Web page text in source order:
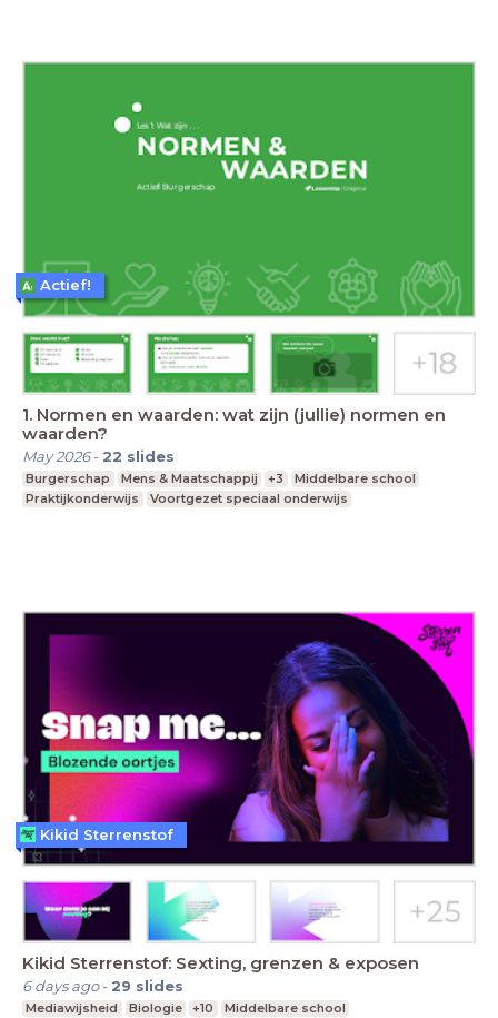
1. Normen en waarden: wat zijn (jullie) normen en
waarden?
May 2026- 22 slides
Burgerschap Mens & Maatschappij +3
Middelbare school
Praktijkonderwijs
Voortgezet speciaal onderwijs
Actief!
Kikid Sterrenstof: Sexting, grenzen & exposen
6 days ago- 29 slides
Mediawijsheid Biologie +10
Middelbare school
Kikid Sterrenstof